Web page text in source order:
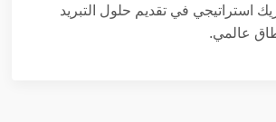
استراتيجي في تقديم حلول التبريد
عالمي.